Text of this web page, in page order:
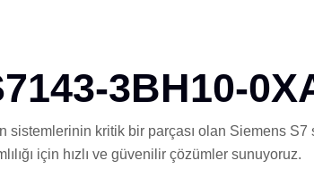
3BH10-
kritik bir parçası olan Siemens
için hızlı ve güvenilir çözümler sunuyoruz.